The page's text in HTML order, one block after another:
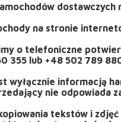
na stronie
o telefoniczne
355 lub +48 502 789
wyłącznie informacją
nie odpowiada
tekstów i zdjęć